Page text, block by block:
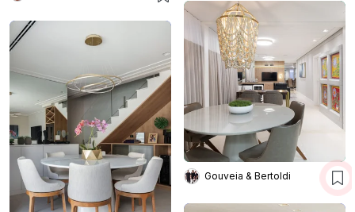
Gouveia & Bertoldi